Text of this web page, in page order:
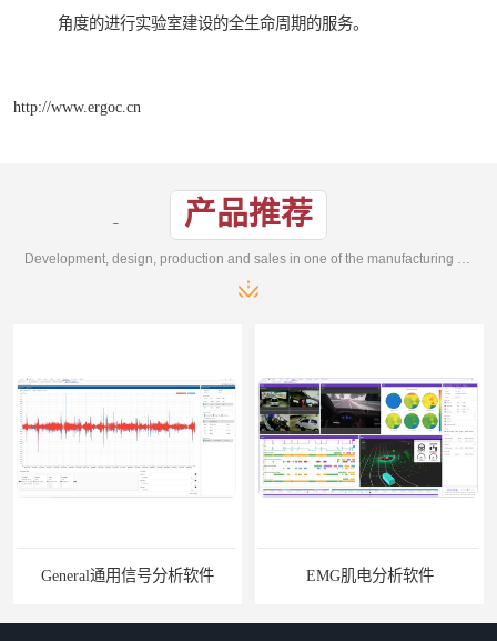
角度的进行实验室建设的全生命周期的服务。
http://www.ergoc.cn
产品推荐
General通用信号分析软件 EMG肌电分析软件